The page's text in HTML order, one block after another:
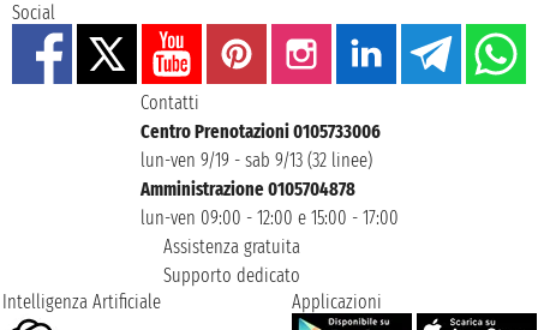
Social
Contatti
Centro Prenotazioni 0105733006
lun-ven 9/19 - sab 9/13 (32 linee)
Amministrazione 0105704878
lun-ven 09:00 - 12:00 e 15:00 - 17:00
Assistenza gratuita
Supporto dedicato
Intelligenza Artificiale
Applicazioni